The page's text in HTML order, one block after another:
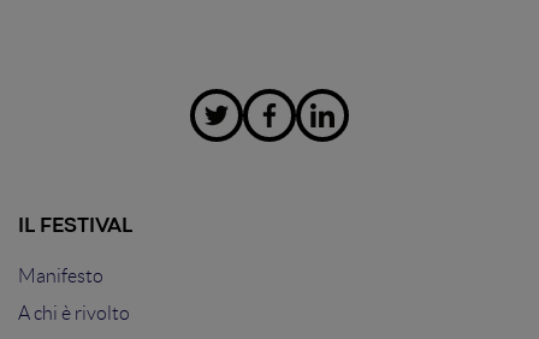
IL FESTIVAL
Manifesto
A chi è rivolto